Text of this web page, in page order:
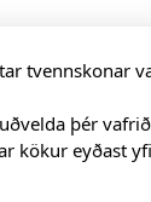
tvennskonar
þér
kökur eyðast